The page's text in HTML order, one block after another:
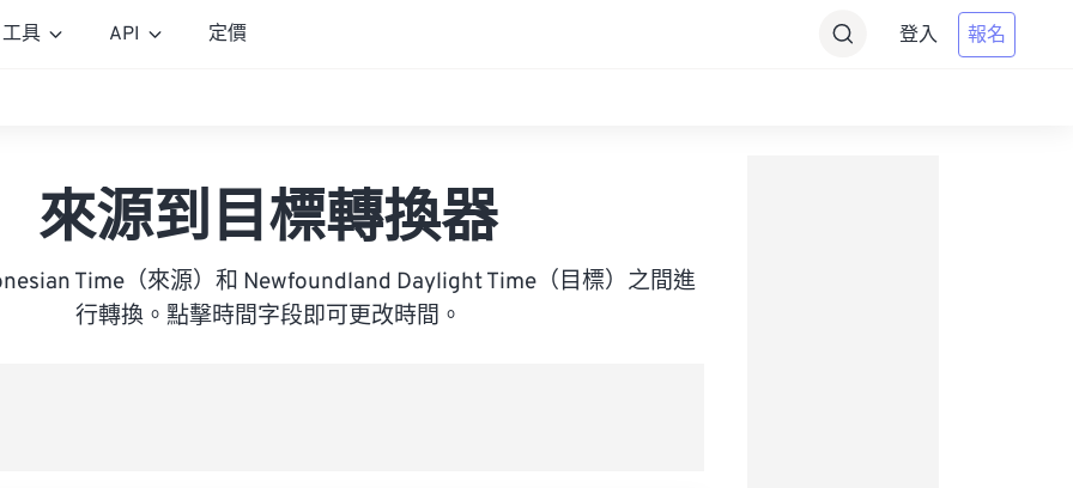
工具 API 定價 登入 報名
來源到目標轉換器
Time（來源）和 Newfoundland Daylight Time（目標）之間進
行轉換。點擊時間字段即可更改時間。